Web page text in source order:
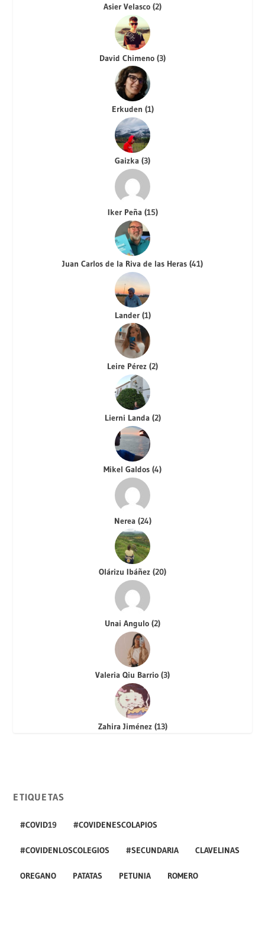
Asier Velasco (2)
David Chimeno (3)
Erkuden (1)
Gaizka (3)
Iker Peña (15)
Juan Carlos de la Riva de las Heras (41)
Lander (1)
Leire Pérez (2)
Lierni Landa (2)
Mikel Galdos (4)
Nerea (24)
Olárizu Ibáñez (20)
Unai Angulo (2)
Valeria Qiu Barrio (3)
Zahira Jiménez (13)
ETIQUETAS
#COVID19 #COVIDENESCOLAPIOS
#COVIDENLOSCOLEGIOS #SECUNDARIA CLAVELINAS
OREGANO PATATAS PETUNIA ROMERO